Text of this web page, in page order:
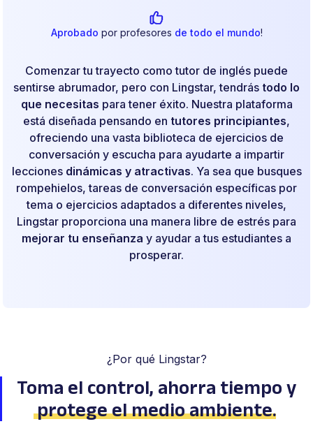
Aprobado por profesores de todo el mundo!
Comenzar tu trayecto como tutor de inglés puede
sentirse abrumador, pero con Lingstar, tendrás todo lo
que necesitas para tener éxito. Nuestra plataforma
está diseñada pensando en tutores principiantes,
ofreciendo una vasta biblioteca de ejercicios de
conversación y escucha para ayudarte a impartir
lecciones dinámicas y atractivas. Ya sea que busques
rompehielos, tareas de conversación específicas por
tema o ejercicios adaptados a diferentes niveles,
Lingstar proporciona una manera libre de estrés para
mejorar tu enseñanza y ayudar a tus estudiantes a
prosperar.
¿Por qué Lingstar?
Toma el control, ahorra tiempo y
protege el medio ambiente.